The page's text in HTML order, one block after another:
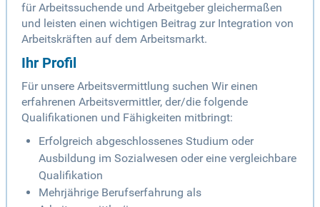
für Arbeitssuchende und Arbeitgeber gleichermaßen
und leisten einen wichtigen Beitrag zur Integration von
Arbeitskräften auf dem Arbeitsmarkt.
Ihr Profil
Für unsere Arbeitsvermittlung suchen Wir einen
erfahrenen Arbeitsvermittler, der/die folgende
Qualifikationen und Fähigkeiten mitbringt:
Erfolgreich abgeschlossenes Studium oder
Ausbildung im Sozialwesen oder eine vergleichbare
Qualifikation
Mehrjährige Berufserfahrung als